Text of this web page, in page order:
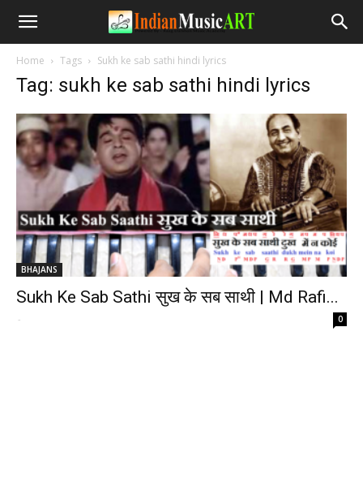
Home Tags Sukh ke sab sathi hindi lyrics
Tag: sukh ke sab sathi hindi lyrics
BHAJANS
Sukh Ke Sab Sathi सुख के सब साथी | Md Rafi...
- 0